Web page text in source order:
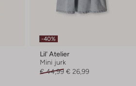
-40%
Lil' Atelier
Mini jurk
€ 44,99 € 26,99